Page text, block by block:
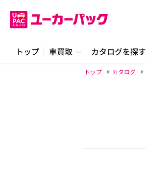
トップ 車買取 カタログを探す
トップ カタログ